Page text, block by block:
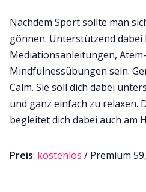
Nachdem Sport sollte man
gönnen. Unterstützend dabei
Mediationsanleitungen,
Mindfulnessübungen sein.
Calm. Sie soll dich dabei
und ganz einfach zu relaxen.
begleitet dich dabei auch am
Preis: kostenlos / Premium